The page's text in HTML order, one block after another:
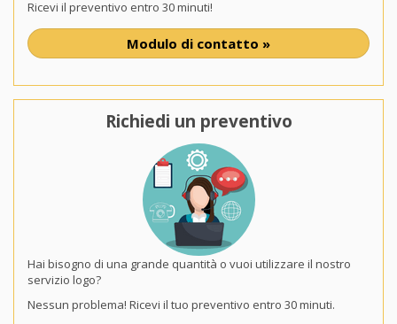
Ricevi il preventivo entro 30 minuti!
Modulo di contatto »
Richiedi un preventivo
Hai bisogno di una grande quantità o vuoi utilizzare il nostro
servizio logo?
Nessun problema! Ricevi il tuo preventivo entro 30 minuti.